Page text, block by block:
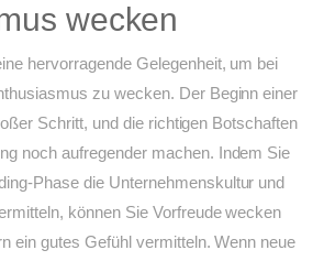
wecken
hervorragende Gelegenheit, um bei
zu wecken. Der Beginn einer
Schritt, und die richtigen Botschaften
noch aufregender machen. Indem Sie
Phase die Unternehmenskultur und
können Sie Vorfreude wecken
ein gutes Gefühl vermitteln. Wenn neue